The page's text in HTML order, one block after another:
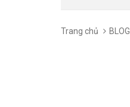
Trang chủ BLOG